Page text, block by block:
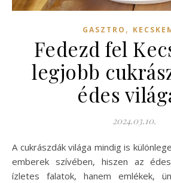
GASZTRO ,
Fedezd fel
legjobb
édes
2024.03.10.
A cukrászdák világa mindig is különleges helyet foglalt el az
emberek szívében, hiszen az
ízletes falatok, hanem emlékek,